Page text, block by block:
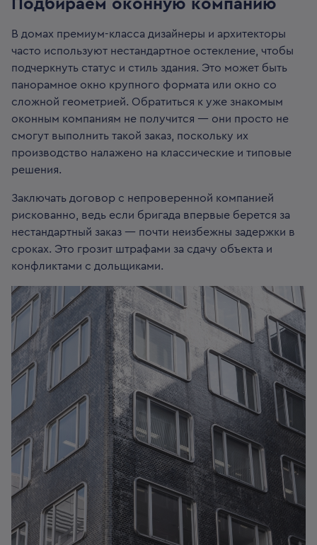
Подбираем оконную компанию
В домах премиум-класса дизайнеры и архитекторы
часто используют нестандартное остекление, чтобы
подчеркнуть статус и стиль здания. Это может быть
панорамное окно крупного формата или окно со
сложной геометрией. Обратиться к уже знакомым
оконным компаниям не получится — они просто не
смогут выполнить такой заказ, поскольку их
производство налажено на классические и типовые
решения.
Заключать договор с непроверенной компанией
рискованно, ведь если бригада впервые берется за
нестандартный заказ — почти неизбежны задержки в
сроках. Это грозит штрафами за сдачу объекта и
конфликтами с дольщиками.